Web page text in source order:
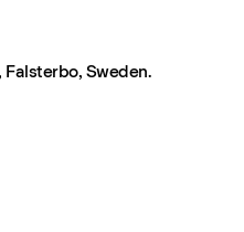
Sweden.